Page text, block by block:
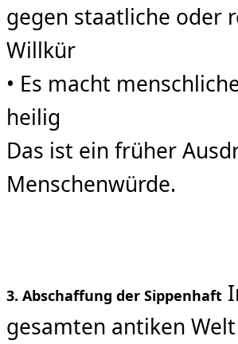
gegen staatliche oder
Willkür
• Es macht
heilig
Das ist ein früher
Menschenwürde.
3. Abschaffung der Sippenhaft
gesamten antiken